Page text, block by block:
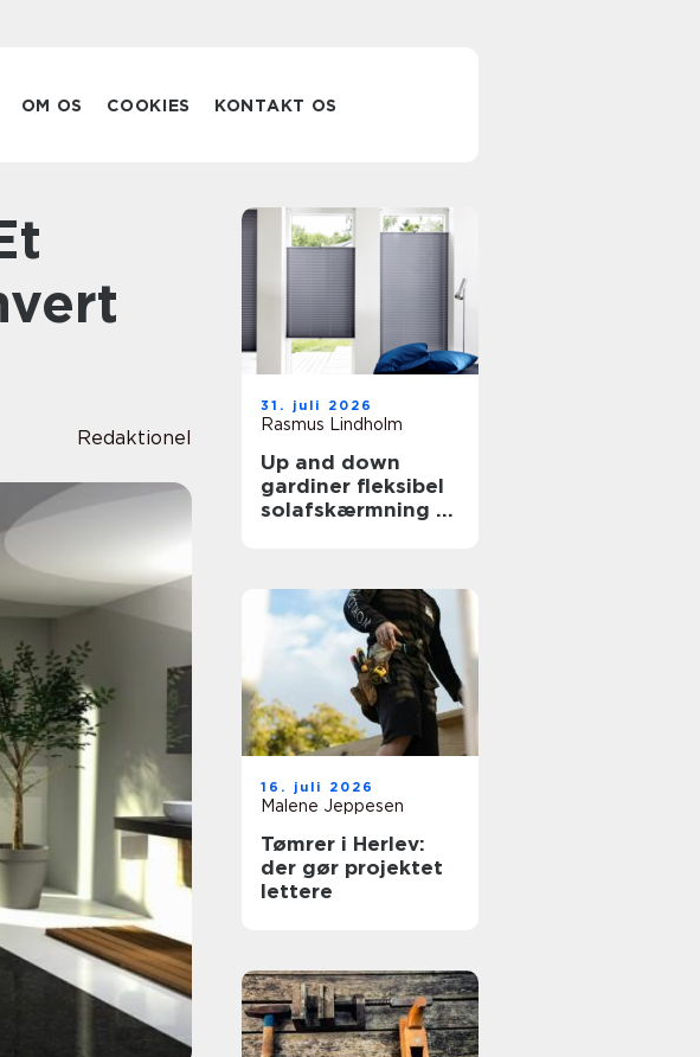
OM OS COOKIES KONTAKT OS
Redaktionel
31. juli 2026
Rasmus Lindholm
Up and down
gardiner fleksibel
solafskærmning til
16. juli 2026
Malene Jeppesen
Tømrer i Herlev:
der gør projektet
lettere